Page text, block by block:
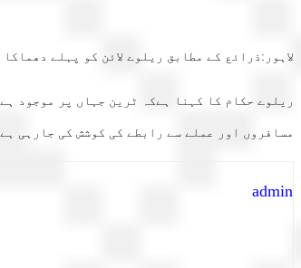
لاہور:ذرائع کے مطابق ریلوے لائن کو پہلے
مسافروں اور عملے سے رابطے کی کوشش کی جارہی ہے
admin